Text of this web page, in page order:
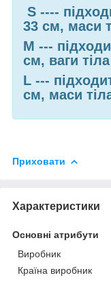
S ----
33 см, маси
M ---
см, ваги
L ---
см, маси
Приховати
Характеристики
Основні атрибути
Виробник
Країна виробник